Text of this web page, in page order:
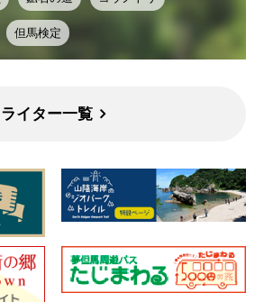
但馬検定
ライター一覧